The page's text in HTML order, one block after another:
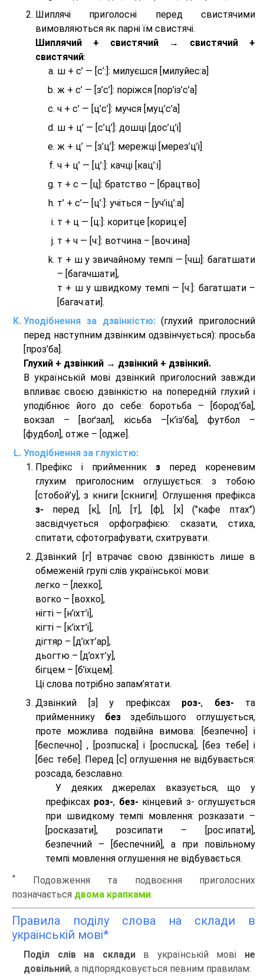
Шиплячі приголосні перед свистячими
вимовляються як парні їм свистячі.
Шиплячий + свистячий → свистячий +
свистячий:
ш + с’ — [с’:]: милуєшся [милуйес:а]
ж + с’ — [з’с’]: поріжся [пор’із’с’а]
ч + с’ — [ц’с’]: мучся [муц’с’а]
ш + ц’ — [с’ц’]: дошці [дос’ц’і]
ж + ц’ — [з’ц’]: мережці [мерез’ц’і]
ч + ц’ — [ц’:]: качці [кац’:і]
т + с — [ц]: братство – [брaцтво]
т’ + с’— [ц’:]: учіться – [уч’іц’:a]
т + ц — [ц:]: коритце [кориц:е]
т + ч — [ч:]: вотчина – [вoч:ина]
т + ш у звичайному темпі — [чш]: багатшати
– [багачшати],
т + ш у швидкому темпі — [ч:]: багатшати –
[багач:ати].
Уподібнення за дзвінкістю:(глухий приголосний
перед наступним дзвінким одзвінчується): просьба
[проз’ба].
Глухий + дзвінкий → дзвінкий + дзвінкий.
В українській мові дзвінкий приголосний завжди
впливає своєю дзвінкістю на попередній глухий і
уподібнює його до себе: боротьба – [бород’ба],
вокзал – [воґзал], кісьба –[к’із’ба], футбол –
[фудбол], отже – [одже].
Уподібнення за глухістю:
Префікс і прийменник з перед кореневим
глухим приголосним оглушується: з тобою
[стобой’у], з книги [скниги]. Оглушення префікса
з- перед [к], [п], [т], [ф], [х] ("кафе птах")
засвідчується орфографією: сказати, стиха,
спитати, сфотографувати, схитрувати.
Дзвінкий [г] втрачає свою дзвінкість лише в
обмеженій групі слів української мови:
легко – [лехко],
вогко – [вохко],
нігті – [н’іхт’і],
кігті – [к’іхт’і],
дігтяр – [д’іхт’ар],
дьогтю – [д’охт’у],
бігцем – [б’іхцем].
Ці слова потрібно запам’ятати.
Дзвінкий [з] у префіксах роз-, без- та
прийменнику безздебільшого оглушується,
проте можлива подвійна вимова: [безпeчно] і
[беспeчно] , [розпuска] і [роспuска], [без тeбе] і
[бес тeбе]. Перед [с] оглушення не відбувається:
розсада, безславно.
У деяких джерелах вказується, що у
префіксах роз-, без- кінцевий з- оглушується
при швидкому темпі мовлення: розказати –
[росказати], розсипати – [роc:ипати],
безпечний – [беспечний], а при повільному
темпі мовлення оглушення не відбувається.
*
Подовження та подвоєння приголосних
позначається двома крапками.
Правила поділу слова на склади в
українській мові*
Поділ слів на складив українській мові не
довільний, а підпорядковується певним правилам: